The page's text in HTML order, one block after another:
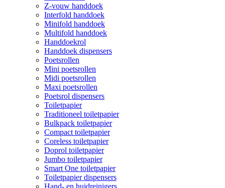
Z-vouw handdoek
Interfold handdoek
Minifold handdoek
Multifold handdoek
Handdoekrol
Handdoek dispensers
Poetsrollen
Mini poetsrollen
Midi poetsrollen
Maxi poetsrollen
Poetsrol dispensers
Toiletpapier
Traditioneel toiletpapier
Bulkpack toiletpapier
Compact toiletpapier
Coreless toiletpapier
Doprol toiletpapier
Jumbo toiletpapier
Smart One toiletpapier
Toiletpapier dispensers
Hand- en huidreinigers